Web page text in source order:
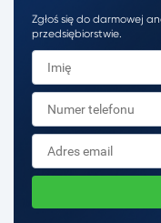
Zgłoś się do darmowej
przedsiębiorstwie.